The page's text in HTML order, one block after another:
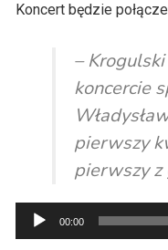
Koncert będzie
–
koncercie
pierwszy
pierwszy z
Odtwarzacz
plików
00:00